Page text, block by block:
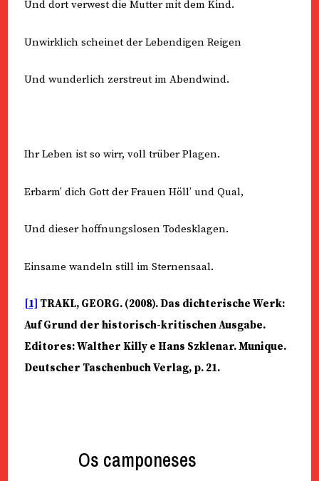
Und dort verwest die Mutter mit dem Kind.
Unwirklich scheinet der Lebendigen Reigen
Und wunderlich zerstreut im Abendwind.
Ihr Leben ist so wirr, voll trüber Plagen.
Erbarm’ dich Gott der Frauen Höll’ und Qual,
Und dieser hoffnungslosen Todesklagen.
Einsame wandeln still im Sternensaal.
[1] TRAKL, GEORG. (2008). Das dichterische Werk:
Auf Grund der historisch-kritischen Ausgabe.
Editores: Walther Killy e Hans Szklenar. Munique.
Deutscher Taschenbuch Verlag, p. 21.
Os camponeses